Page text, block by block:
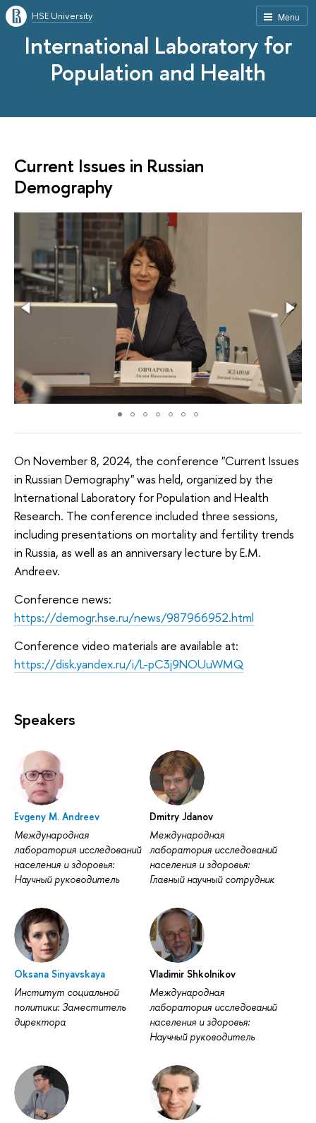
Menu
HSE University
International Laboratory for
Population and Health
Current Issues in Russian
Demography
On November 8, 2024, the conference "Current Issues
in Russian Demography" was held, organized by the
International Laboratory for Population and Health
Research. The conference included three sessions,
including presentations on mortality and fertility trends
in Russia, as well as an anniversary lecture by E.M.
Andreev.
Conference news:
https://demogr.hse.ru/news/987966952.html
Conference video materials are available at:
https://disk.yandex.ru/i/L-pC3j9NOUuWMQ
Speakers
Evgeny M. Andreev
Международная
лаборатория исследований
населения и здоровья:
Научный руководитель
Dmitry Jdanov
Международная
лаборатория исследований
населения и здоровья:
Главный научный сотрудник
Oksana Sinyavskaya
Институт социальной
политики: Заместитель
директора
Vladimir Shkolnikov
Международная
лаборатория исследований
населения и здоровья:
Научный руководитель